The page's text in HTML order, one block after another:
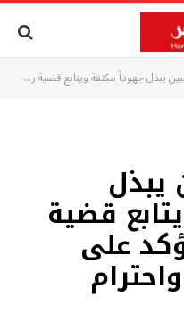
ويتابع قضية رشان أوشي ويؤكد على أهمية التضامن واحترام القضاء*
يبذل
قضية
على